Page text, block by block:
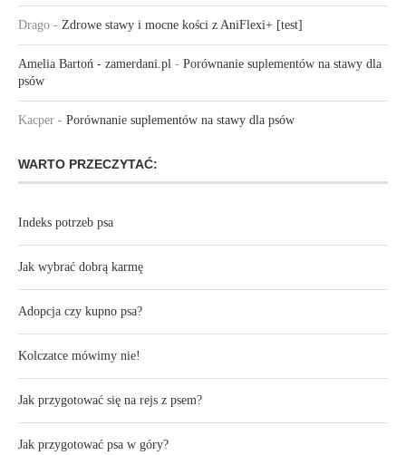
Drago - Zdrowe stawy i mocne kości z AniFlexi+ [test]
Amelia Bartoń - zamerdani.pl - Porównanie suplementów na stawy dla
psów
Kacper - Porównanie suplementów na stawy dla psów
WARTO PRZECZYTAĆ:
Indeks potrzeb psa
Jak wybrać dobrą karmę
Adopcja czy kupno psa?
Kolczatce mówimy nie!
Jak przygotować się na rejs z psem?
Jak przygotować psa w góry?